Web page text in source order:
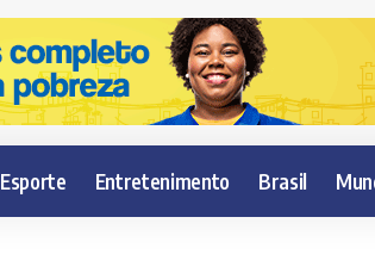
Esporte Entretenimento Brasil